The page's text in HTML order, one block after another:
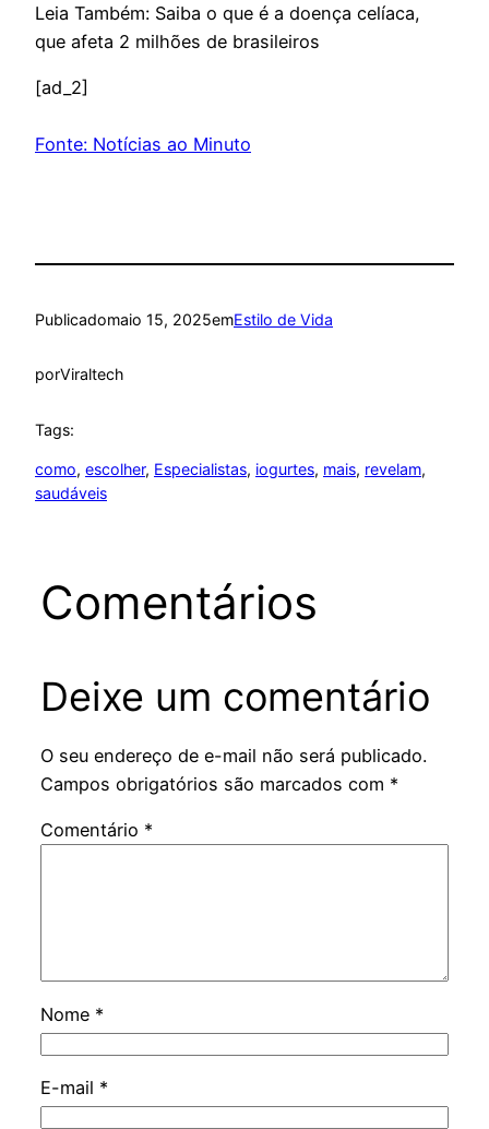
Leia Também: Saiba o que é a doença celíaca,
que afeta 2 milhões de brasileiros
[ad_2]
Fonte: Notícias ao Minuto
Publicadomaio 15, 2025emEstilo de Vida
porViraltech
Tags:
como, escolher, Especialistas, iogurtes, mais, revelam
saudáveis
Comentários
Deixe um comentário
O seu endereço de e-mail não será publicado.
Campos obrigatórios são marcados com *
Comentário *
Nome *
E-mail *